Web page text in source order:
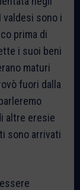
sono i
prima di
i suoi beni
maturi
fuori dalla
altre eresie
sono arrivati